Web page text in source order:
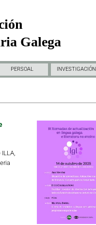
Galega
PERSOAL INVESTIGACIÓN